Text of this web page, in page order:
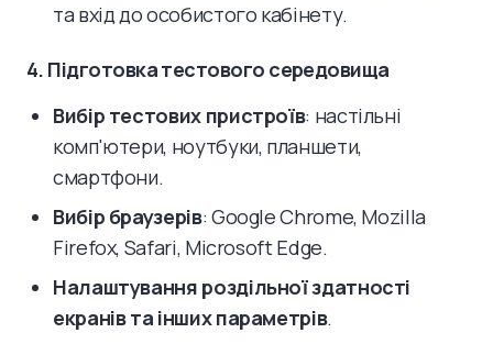
та вхід до особистого кабінету.
4. Підготовка тестового середовища
Вибір тестових пристроїв: настільні
комп'ютери, ноутбуки, планшети,
смартфони.
Вибір браузерів: Google Chrome, Mozilla
Firefox, Safari, Microsoft Edge.
Налаштування роздільної здатності
екранів та інших параметрів.